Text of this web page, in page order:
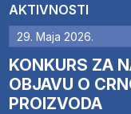
AKTIVNOSTI
29. Maja 2026.
KONKURS ZA
OBJAVU O
PROIZVODA